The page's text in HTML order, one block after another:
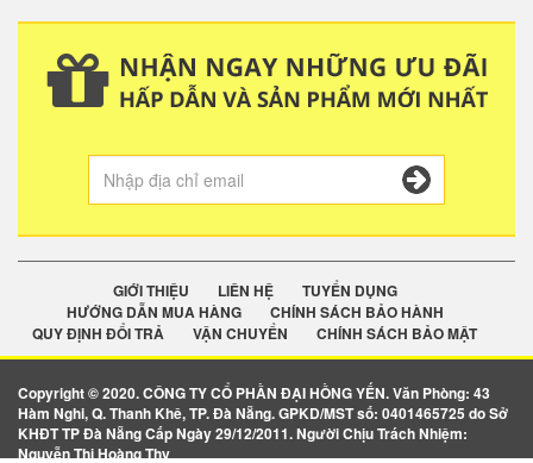
GIỚI THIỆU LIÊN HỆ
TUYỂN DỤNG
HƯỚNG DẪN MUA HÀNG
CHÍNH SÁCH BẢO HÀNH
QUY ĐỊNH ĐỔI TRẢ
VẬN CHUYỂN CHÍNH SÁCH BẢO MẬT
Copyright © 2020. CÔNG TY CỔ PHẦN ĐẠI HỒNG YẾN. Văn Phòng: 43
Hàm Nghi, Q. Thanh Khê, TP. Đà Nẵng. GPKD/MST số: 0401465725 do Sở
KHĐT TP Đà Nẵng Cấp Ngày 29/12/2011. Người Chịu Trách Nhiệm:
Nguyễn Thị Hoàng Thy